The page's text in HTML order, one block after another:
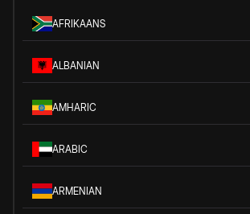
AFRIKAANS
ALBANIAN
AMHARIC
ARABIC
ARMENIAN